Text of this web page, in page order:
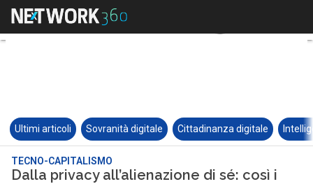
Ultimi articoli Sovranità digitale Cittadinanza digitale
TECNO-CAPITALISMO
Dalla privacy all’alienazione di sé: così i